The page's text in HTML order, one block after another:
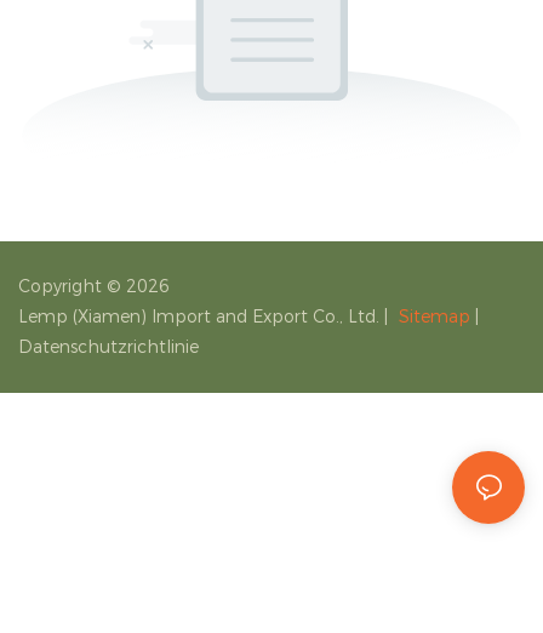
Copyright © 2026
Lemp (Xiamen) Import and Export Co., Ltd.
Sitemap
Datenschutzrichtlinie